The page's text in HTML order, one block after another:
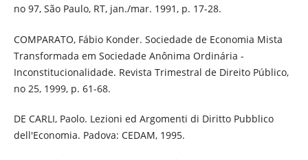
no 97, São Paulo, RT, jan./mar. 1991, p. 17-28.
COMPARATO, Fábio Konder. Sociedade de Economia Mista
Transformada em Sociedade Anônima Ordinária -
Inconstitucionalidade. Revista Trimestral de Direito Público,
no 25, 1999, p. 61-68.
DE CARLI, Paolo. Lezioni ed Argomenti di Diritto Pubblico
dell'Economia. Padova: CEDAM, 1995.